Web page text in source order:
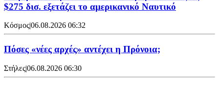
$275 δισ. εξετάζει το αμερικανικό Ναυτικό
Κόσμος|06.08.2026 06:32
Πόσες «νέες αρχές» αντέχει η Πρόνοια;
Στήλες|06.08.2026 06:30